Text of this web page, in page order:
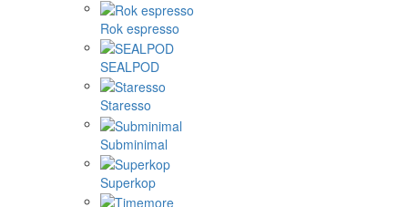
Rok espresso
SEALPOD
Staresso
Subminimal
Superkop